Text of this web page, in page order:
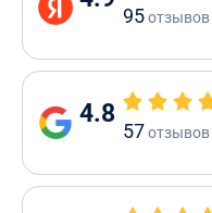
95отзывов
4.8
57отзывов